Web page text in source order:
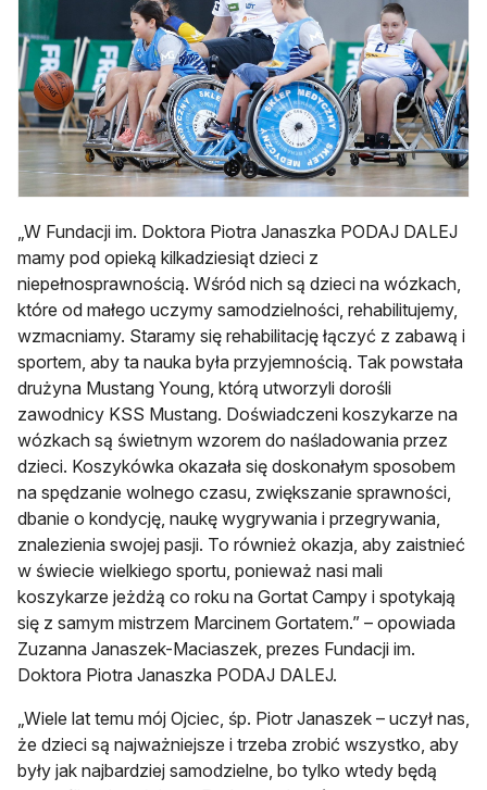
„W Fundacji im. Doktora Piotra Janaszka PODAJ DALEJ
mamy pod opieką kilkadziesiąt dzieci z
niepełnosprawnością. Wśród nich są dzieci na wózkach,
które od małego uczymy samodzielności, rehabilitujemy,
wzmacniamy. Staramy się rehabilitację łączyć z zabawą i
sportem, aby ta nauka była przyjemnością. Tak powstała
drużyna Mustang Young, którą utworzyli dorośli
zawodnicy KSS Mustang. Doświadczeni koszykarze na
wózkach są świetnym wzorem do naśladowania przez
dzieci. Koszykówka okazała się doskonałym sposobem
na spędzanie wolnego czasu, zwiększanie sprawności,
dbanie o kondycję, naukę wygrywania i przegrywania,
znalezienia swojej pasji. To również okazja, aby zaistnieć
w świecie wielkiego sportu, ponieważ nasi mali
koszykarze jeżdżą co roku na Gortat Campy i spotykają
się z samym mistrzem Marcinem Gortatem.” – opowiada
Zuzanna Janaszek-Maciaszek, prezes Fundacji im.
Doktora Piotra Janaszka PODAJ DALEJ.
„Wiele lat temu mój Ojciec, śp. Piotr Janaszek – uczył nas,
że dzieci są najważniejsze i trzeba zrobić wszystko, aby
były jak najbardziej samodzielne, bo tylko wtedy będą